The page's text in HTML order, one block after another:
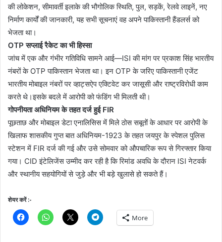
की लोकेशन, सीमावर्ती इलाके की भौगोलिक स्थिति, पुल, सड़कें, रेलवे लाइनें, नए
निर्माण कार्यों की जानकारी, यह सभी सूचनाएं वह अपने पाकिस्तानी हैंडलर्स को
भेजता था।
OTP सप्लाई रैकेट का भी हिस्सा
जांच में एक और गंभीर गतिविधि सामने आई—ISI की मांग पर प्रकाश सिंह भारतीय
नंबरों के OTP पाकिस्तान भेजता था। इन OTP के जरिए पाकिस्तानी एजेंट
भारतीय मोबाइल नंबरों पर व्हाट्सऐप एक्टिवेट कर जासूसी और राष्ट्रविरोधी काम
करते थे।इसके बदले में आरोपी को फंडिंग भी मिलती थी।
गोपनीयता अधिनियम के तहत दर्ज हुई FIR
पूछताछ और मोबाइल डेटा एनालिसिस में मिले ठोस सबूतों के आधार पर आरोपी के
खिलाफ शासकीय गुप्त बात अधिनियम-1923 के तहत जयपुर के स्पेशल पुलिस
स्टेशन में FIR दर्ज की गई और उसे सोमवार को औपचारिक रूप से गिरफ्तार किया
गया। CID इंटेलिजेंस उम्मीद कर रही है कि रिमांड अवधि के दौरान ISI नेटवर्क
और स्थानीय सहयोगियों से जुड़े और भी बड़े खुलासे हो सकते हैं।
शेयर करें :-
More